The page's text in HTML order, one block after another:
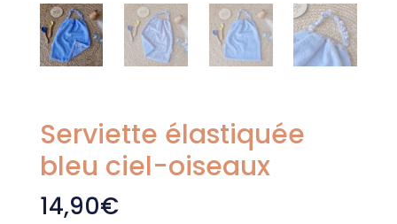
Serviette élastiquée
bleu ciel-oiseaux
14,90€